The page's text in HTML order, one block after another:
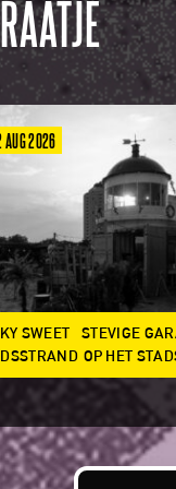
AUG 2026
SWEET
STEVIGE
OP HET